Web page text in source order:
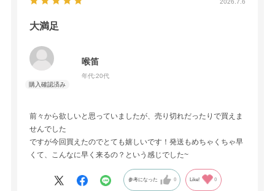
2026.7.6
大満足
喉笛
年代:20代
前々から欲しいと思っていましたが、売り切れだったりで買えま
せんでした
ですが今回買えたのでとても嬉しいです！発送もめちゃくちゃ早
くて、こんなに早く来るの？という感じでした~
参考になった 0 Like! 0